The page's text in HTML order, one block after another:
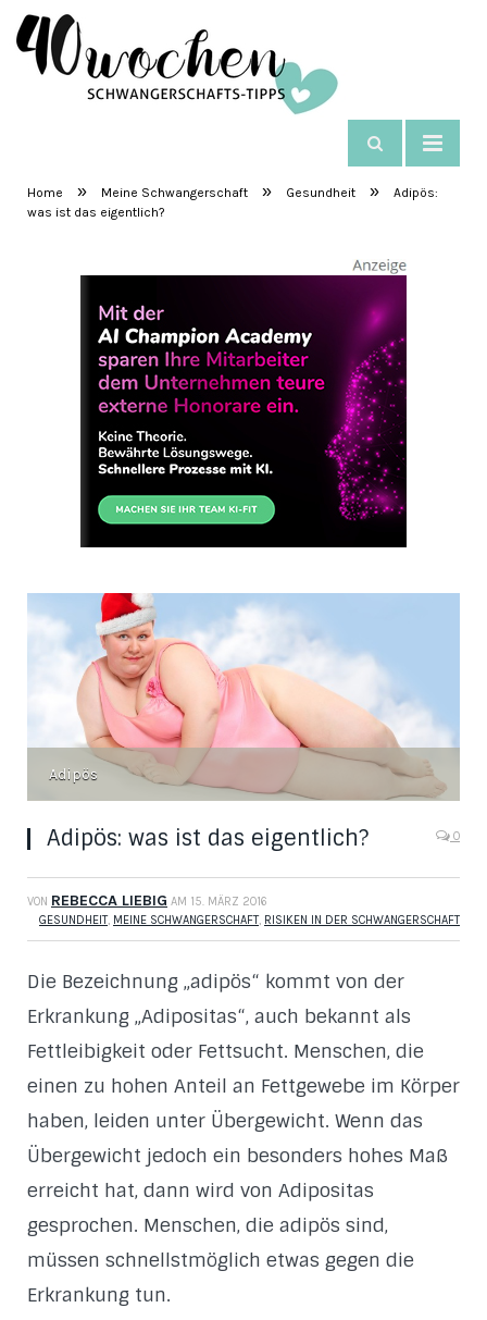
SchwangerschaftsTipps
Home » Meine Schwangerschaft » Gesundheit »
Adipös:
was ist das eigentlich?
Adipös
Adipös: was ist das eigentlich? 0
VON REBECCA LIEBIG AM 15. MÄRZ 2016
GESUNDHEIT, MEINE SCHWANGERSCHAFT, RISIKEN IN DER SCHWANGERSCHAFT
Die Bezeichnung „adipös“ kommt von der
Erkrankung „Adipositas“, auch bekannt als
Fettleibigkeit oder Fettsucht. Menschen, die
einen zu hohen Anteil an Fettgewebe im Körper
haben, leiden unter Übergewicht. Wenn das
Übergewicht jedoch ein besonders hohes Maß
erreicht hat, dann wird von Adipositas
gesprochen. Menschen, die adipös sind,
müssen schnellstmöglich etwas gegen die
Erkrankung tun.